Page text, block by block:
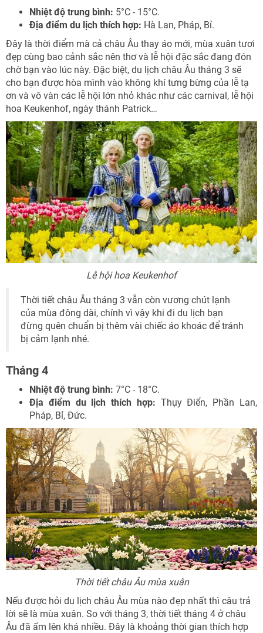
Nhiệt độ trung bình: 5°C - 15°C.
Địa điểm du lịch thích hợp: Hà Lan, Pháp, Bỉ.
Đây là thời điểm mà cả châu Âu thay áo mới, mùa xuân tươi
đẹp cùng bao cảnh sắc nên thơ và lễ hội đặc sắc đang đón
chờ bạn vào lúc này. Đặc biệt, du lịch châu Âu tháng 3 sẽ
cho bạn được hòa mình vào không khí tưng bừng của lễ tạ
ơn và vô vàn các lễ hội lớn nhỏ khác như các carnival, lễ hội
hoa Keukenhof, ngày thánh Patrick…
Lễ hội hoa Keukenhof
Thời tiết châu Âu tháng 3 vẫn còn vương chút lạnh
của mùa đông dài, chính vì vậy khi đi du lịch bạn
đừng quên chuẩn bị thêm vài chiếc áo khoác để tránh
bị cảm lạnh nhé.
Tháng 4
Nhiệt độ trung bình: 7°C - 18°C.
Địa điểm du lịch thích hợp: Thụy Điển, Phần Lan,
Pháp, Bỉ, Đức.
Thời tiết châu Âu mùa xuân
Nếu được hỏi du lịch châu Âu mùa nào đẹp nhất thì câu trả
lời sẽ là mùa xuân. So với tháng 3, thời tiết tháng 4 ở châu
Âu đã ấm lên khá nhiều. Đây là khoảng thời gian thích hợp